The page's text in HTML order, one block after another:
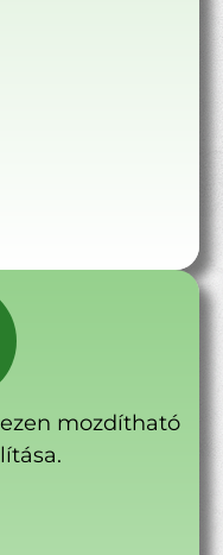
mozdítható